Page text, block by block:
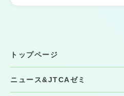
トップページ
ニュース&JTCAゼミ